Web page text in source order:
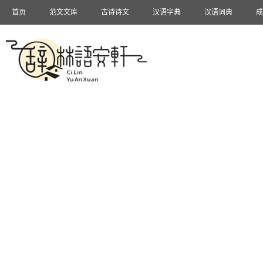
首页 范文文库 古诗诗文 汉语字典 汉语词典